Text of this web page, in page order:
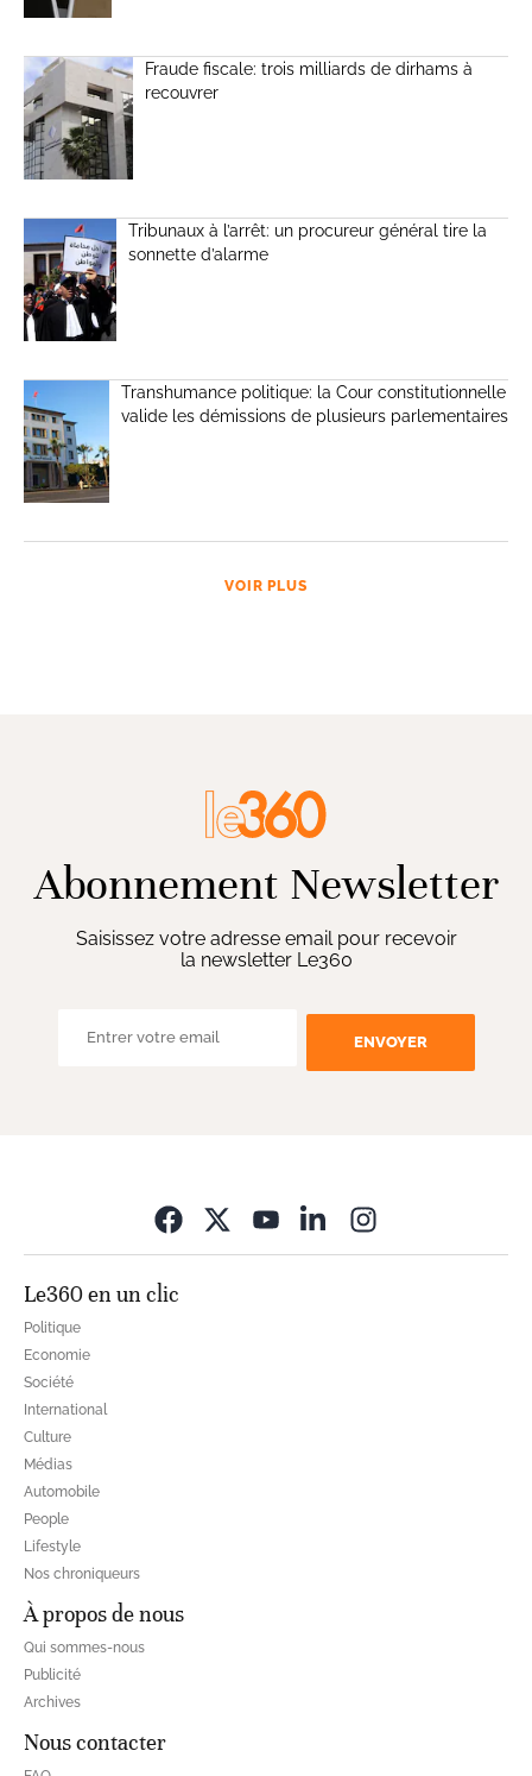
Fraude fiscale: trois milliards de dirhams à
recouvrer
Tribunaux à l’arrêt: un procureur général tire la
sonnette d’alarme
Transhumance politique: la Cour constitutionnelle
valide les démissions de plusieurs parlementaires
VOIR PLUS
Abonnement Newsletter
Saisissez votre adresse email pour recevoir
la newsletter Le360
ENVOYER
Le360 en un clic
Politique
Economie
Société
International
Culture
Médias
Automobile
People
Lifestyle
Nos chroniqueurs
À propos de nous
Qui sommes-nous
Publicité
Archives
Nous contacter